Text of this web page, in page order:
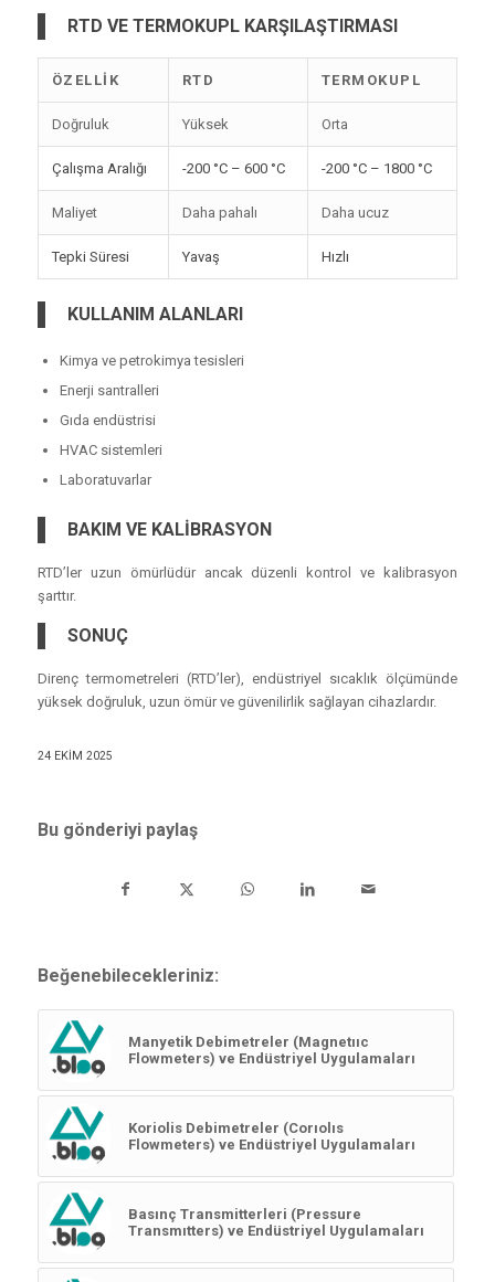
RTD VE TERMOKUPL KARŞILAŞTIRMASI
ÖZELLIK RTD TERMOKUPL
Doğruluk Yüksek Orta
Çalışma Aralığı -200 °C – 600 °C -200 °C – 1800 °C
Maliyet Daha pahalı Daha ucuz
Tepki Süresi Yavaş Hızlı
KULLANIM ALANLARI
Kimya ve petrokimya tesisleri
Enerji santralleri
Gıda endüstrisi
HVAC sistemleri
Laboratuvarlar
BAKIM VE KALİBRASYON
RTD’ler uzun ömürlüdür ancak düzenli kontrol ve kalibrasyon
şarttır.
SONUÇ
Direnç termometreleri (RTD’ler), endüstriyel sıcaklık ölçümünde
yüksek doğruluk, uzun ömür ve güvenilirlik sağlayan cihazlardır.
24 EKIM 2025
Bu gönderiyi paylaş
Beğenebilecekleriniz:
Manyetik Debimetreler (Magnetııc
Flowmeters) ve Endüstriyel Uygulamaları
Koriolis Debimetreler (Corıolıs
Flowmeters) ve Endüstriyel Uygulamaları
Basınç Transmitterleri (Pressure
Transmıtters) ve Endüstriyel Uygulamaları